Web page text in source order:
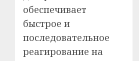
обеспечивает
быстрое и
последовательное
реагирование на